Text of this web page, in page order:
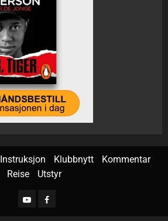
Instruksjon Klubbnytt
Kommentar
Reise
Utstyr